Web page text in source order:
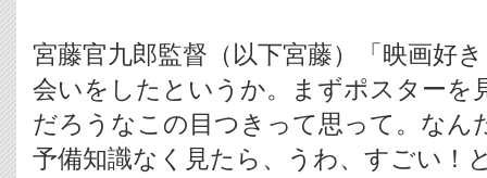
宮藤官九郎監督（以下宮藤）「映画好
会いをしたというか。まずポスターを
だろうなこの目つきって思って。なん
予備知識なく見たら、うわ、すごい！